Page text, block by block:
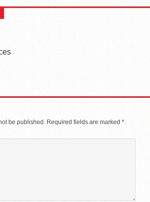
be published. Required fields are marked *